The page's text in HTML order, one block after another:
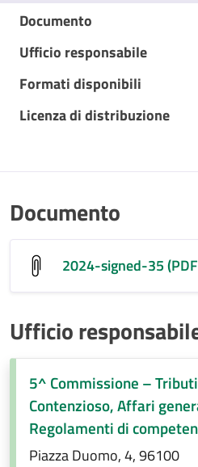
Documento
Ufficio responsabile
Formati disponibili
Licenza di distribuzione
Documento
2024-signed-35
Ufficio
5^ Commissione –
Contenzioso, Affari
Regolamenti di
Piazza Duomo, 4, 96100